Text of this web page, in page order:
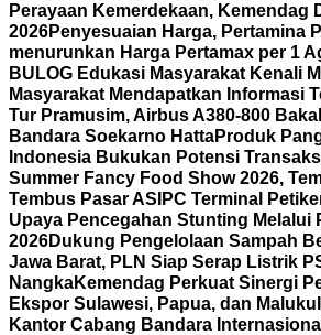
Perayaan Kemerdekaan, Kemendag
2026Penyesuaian Harga, Pertamina
menurunkan Harga Pertamax per 1
BULOG Edukasi Masyarakat Kenali
Masyarakat Mendapatkan Informasi
Tur Pramusim, Airbus A380-800
Bandara Soekarno HattaProduk
Indonesia Bukukan Potensi
Summer Fancy Food Show 2026,
Tembus Pasar AS IPC Terminal
Upaya Pencegahan Stunting Melalui
2026Dukung Pengelolaan Sampah
Jawa Barat, PLN Siap Serap Listrik
NangkaKemendag Perkuat Sinergi
Ekspor Sulawesi, Papua, dan Maluku
Kantor Cabang Bandara